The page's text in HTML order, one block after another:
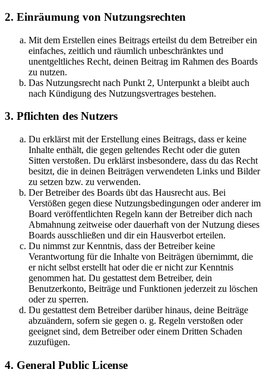
2. Einräumung von Nutzungsrechten
Mit dem Erstellen eines Beitrags erteilst du dem Betreiber ein
einfaches, zeitlich und räumlich unbeschränktes und
unentgeltliches Recht, deinen Beitrag im Rahmen des Boards
zu nutzen.
Das Nutzungsrecht nach Punkt 2, Unterpunkt a bleibt auch
nach Kündigung des Nutzungsvertrages bestehen.
3. Pflichten des Nutzers
Du erklärst mit der Erstellung eines Beitrags, dass er keine
Inhalte enthält, die gegen geltendes Recht oder die guten
Sitten verstoßen. Du erklärst insbesondere, dass du das Recht
besitzt, die in deinen Beiträgen verwendeten Links und Bilder
zu setzen bzw. zu verwenden.
Der Betreiber des Boards übt das Hausrecht aus. Bei
Verstößen gegen diese Nutzungsbedingungen oder anderer im
Board veröffentlichten Regeln kann der Betreiber dich nach
Abmahnung zeitweise oder dauerhaft von der Nutzung dieses
Boards ausschließen und dir ein Hausverbot erteilen.
Du nimmst zur Kenntnis, dass der Betreiber keine
Verantwortung für die Inhalte von Beiträgen übernimmt, die
er nicht selbst erstellt hat oder die er nicht zur Kenntnis
genommen hat. Du gestattest dem Betreiber, dein
Benutzerkonto, Beiträge und Funktionen jederzeit zu löschen
oder zu sperren.
Du gestattest dem Betreiber darüber hinaus, deine Beiträge
abzuändern, sofern sie gegen o. g. Regeln verstoßen oder
geeignet sind, dem Betreiber oder einem Dritten Schaden
zuzufügen.
4. General Public License